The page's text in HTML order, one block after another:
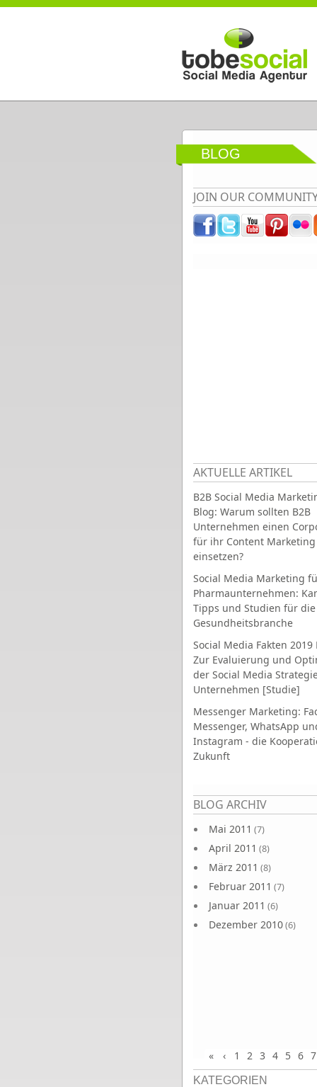
Direkt zum Inhalt
BLOG
JOIN OUR
AKTUELLE ARTIKEL
B2B Social Media
Blog: Warum sollten B2B
Unternehmen einen
für ihr Content Marketing
einsetzen?
Social Media Marketing
Pharmaunternehmen:
Tipps und Studien für die
Gesundheitsbranche
Social Media Fakten 2019
Zur Evaluierung und
der Social Media
Unternehmen [Studie]
Messenger Marketing:
Messenger, WhatsApp
Instagram - die
Zukunft
BLOG ARCHIV
Mai 2011 (7)
April 2011 (8)
März 2011 (8)
Februar 2011 (7)
Januar 2011 (6)
Dezember 2010(6)
Seiten
« ‹ 1 2 3 4 5 6 7
KATEGORIEN